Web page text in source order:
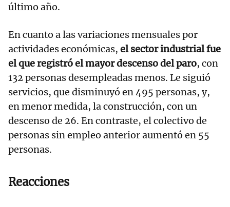
último año.
En cuanto a las variaciones mensuales por
actividades económicas, el sector industrial fue
el que registró el mayor descenso del paro, con
132 personas desempleadas menos. Le siguió
servicios, que disminuyó en 495 personas, y,
en menor medida, la construcción, con un
descenso de 26. En contraste, el colectivo de
personas sin empleo anterior aumentó en 55
personas.
Reacciones